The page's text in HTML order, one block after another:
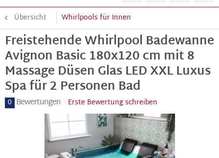
Übersicht Whirlpools für Innen
Freistehende Whirlpool Badewanne
Avignon Basic 180x120 cm mit 8
Massage Düsen Glas LED XXL Luxus
Spa für 2 Personen Bad
0 Bewertungen Erste Bewertung schreiben